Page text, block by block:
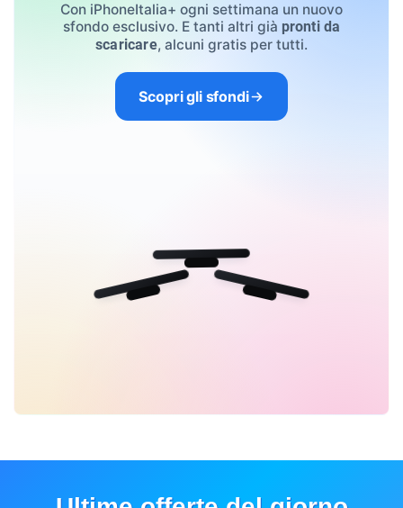
Con iPhoneItalia+ ogni settimana un nuovo
sfondo esclusivo. E tanti altri già pronti da
scaricare, alcuni gratis per tutti.
Scopri gli sfondi